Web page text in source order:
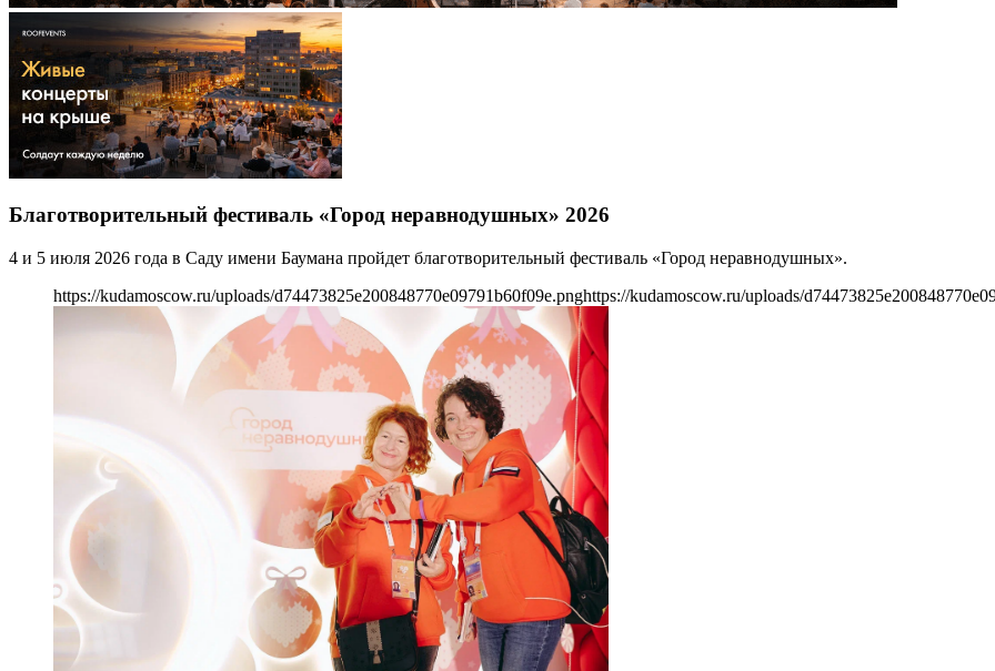
Благотворительный фестиваль «Город неравнодушных» 2026
4 и 5 июля 2026 года в Саду имени Баумана пройдет благотворительный фестиваль «Город неравнодушных».
https://kudamoscow.ru/uploads/d74473825e200848770e09791b60f09e.pnghttps://kudamoscow.ru/uploads/